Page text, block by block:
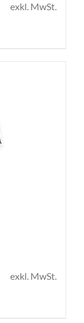
exkl. MwSt.
exkl. MwSt.